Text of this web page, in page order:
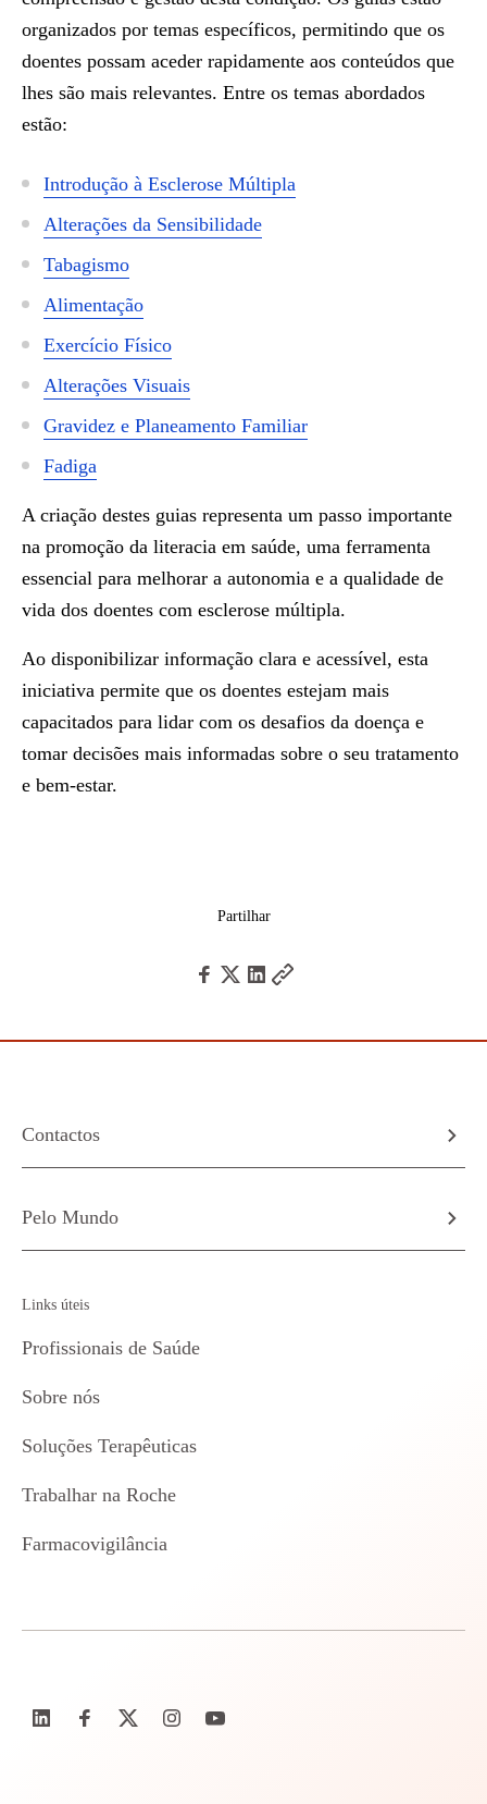
organizados por temas específicos, permitindo que os
doentes possam aceder rapidamente aos conteúdos que
lhes são mais relevantes. Entre os temas abordados
estão:
Introdução à Esclerose Múltipla
Alterações da Sensibilidade
Tabagismo
Alimentação
Exercício Físico
Alterações Visuais
Gravidez e Planeamento Familiar
Fadiga
A criação destes guias representa um passo importante
na promoção da literacia em saúde, uma ferramenta
essencial para melhorar a autonomia e a qualidade de
vida dos doentes com esclerose múltipla.
Ao disponibilizar informação clara e acessível, esta
iniciativa permite que os doentes estejam mais
capacitados para lidar com os desafios da doença e
tomar decisões mais informadas sobre o seu tratamento
e bem-estar.
Partilhar
Contactos
Pelo Mundo
Links úteis
Profissionais de Saúde
Sobre nós
Soluções Terapêuticas
Trabalhar na Roche
Farmacovigilância